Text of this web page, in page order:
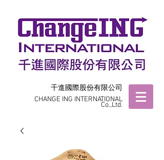
千進國際股份有限公司
CHANGE ING INTERNATIONAL
Co.,Ltd.